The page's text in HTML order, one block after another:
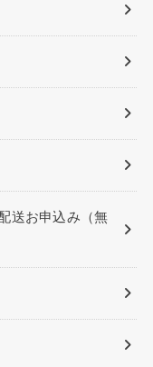
送お申込み（無